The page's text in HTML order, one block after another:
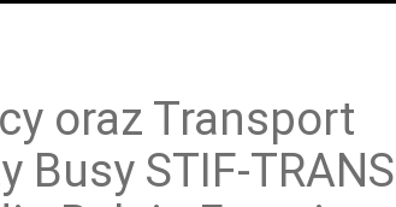
Przewóz grup zorganizowanych
oraz Transport
Busy STIF-TRANS